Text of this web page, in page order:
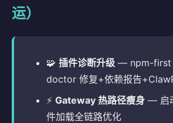
运）
🧩 插件诊断升级 — npm-first
doctor 修复+依赖报告
⚡ Gateway 热路径瘦身 — 启
件加载全链路优化